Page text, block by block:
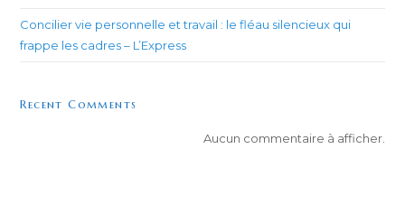
Concilier vie personnelle et travail : le fléau silencieux qui
frappe les cadres – L’Express
Recent Comments
Aucun commentaire à afficher.